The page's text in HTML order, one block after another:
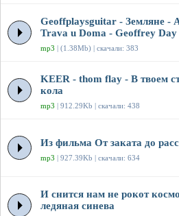
Geoffplaysguitar - Земляне -
Trava u Doma - Geoffrey
mp3 | (1.38Mb) | скачали: 383
KEER - thom flay - В твоем
кола
mp3 | 912.29Kb | скачали: 438
Из фильма От заката до
mp3 | 927.39Kb | скачали: 634
И снится нам не рокот
ледяная синева